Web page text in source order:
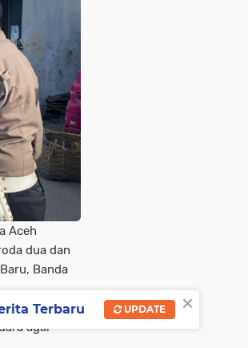
Aceh
dua dan
Banda
agar
×
Terbaru UPDATE